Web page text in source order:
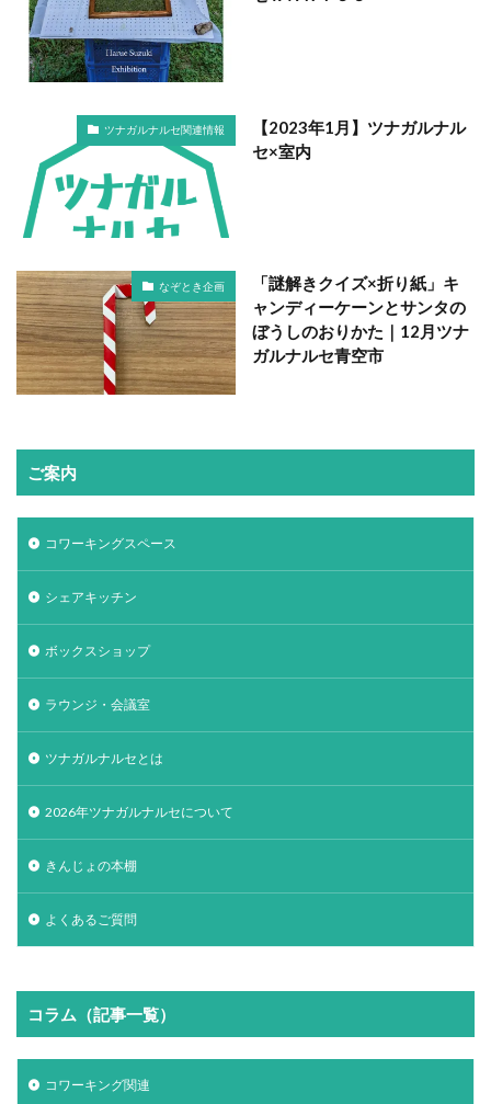
ツナガルナルセ関連情報
【2023年1月】ツナガルナル
セ×室内
なぞとき企画
「謎解きクイズ×折り紙」キ
ャンディーケーンとサンタの
ぼうしのおりかた｜12月ツナ
ガルナルセ青空市
ご案内
コワーキングスペース
シェアキッチン
ボックスショップ
ラウンジ・会議室
ツナガルナルセとは
2026年ツナガルナルセについて
きんじょの本棚
よくあるご質問
コラム（記事一覧）
コワーキング関連